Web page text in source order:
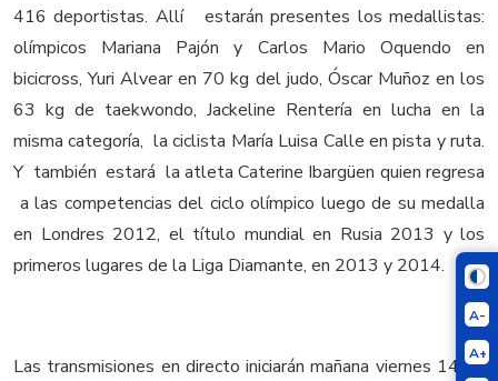
A-
A+
416 deportistas. Allí estarán presentes los medallistas:
olímpicos Mariana Pajón y Carlos Mario Oquendo en
bicicross, Yuri Alvear en 70 kg del judo, Óscar Muñoz en los
63 kg de taekwondo, Jackeline Rentería en lucha en la
misma categoría, la ciclista María Luisa Calle en pista y ruta.
Y también estará la atleta Caterine Ibargüen quien regresa
a las competencias del ciclo olímpico luego de su medalla
en Londres 2012, el título mundial en Rusia 2013 y los
primeros lugares de la Liga Diamante, en 2013 y 2014.
Las transmisiones en directo iniciarán mañana viernes 14 de